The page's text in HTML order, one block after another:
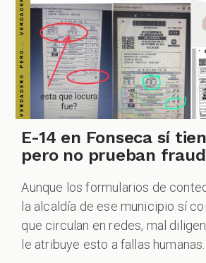
E-14 en Fonseca sí
pero no prueban
Aunque los formularios de
la alcaldía de ese municipio sí
que circulan en redes, mal
le atribuye esto a fallas humanas.